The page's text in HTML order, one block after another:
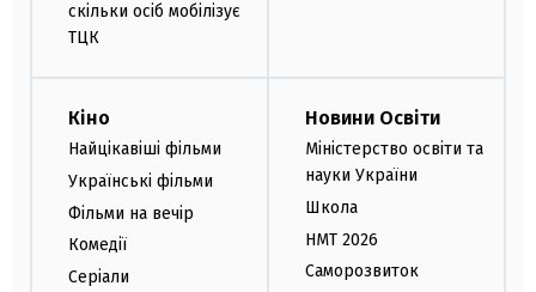
скільки осіб мобілізує
ТЦК
Кіно
Найцікавіші фільми
Українські фільми
Фільми на вечір
Комедії
Серіали
Новини Освіти
Міністерство освіти та
науки України
Школа
НМТ 2026
Саморозвиток